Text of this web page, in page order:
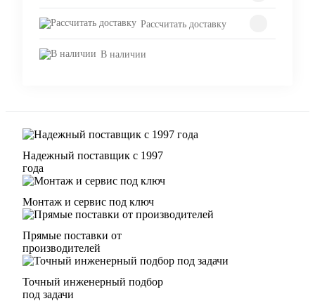
Рассчитать доставку
В наличии
Надежный поставщик с 1997
года
Монтаж и сервис под ключ
Прямые поставки от
производителей
Точный инженерный подбор
под задачи